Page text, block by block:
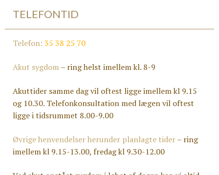
TELEFONTID
Telefon: 35 38 25 70
Akut sygdom– ring helst imellem kl. 8-9
Akuttider samme dag vil oftest ligge imellem kl 9.15
og 10.30. Telefonkonsultation med lægen vil oftest
ligge i tidsrummet 8.00-9.00
Øvrige henvendelser herunder planlagte tider– ring
imellem kl 9.15-13.00, fredag kl 9.30-12.00